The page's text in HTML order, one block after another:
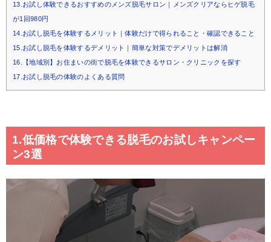
13.お試し体験できるおすすめのメンズ脱毛サロン｜メンズクリアならヒゲ脱毛
が1回980円
14.お試し脱毛を体験するメリット｜体験だけで得られること・確認できること
15.お試し脱毛を体験するデメリット｜簡単な対策でデメリットは解消
16.【地域別】お住まいの街で脱毛を体験できるサロン・クリニックを探す
17.お試し脱毛の体験のよくある質問
1.低価格で体験できる脱毛のお試しキャンペー
ン3選